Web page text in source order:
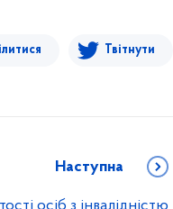
Твітнути
Наступна